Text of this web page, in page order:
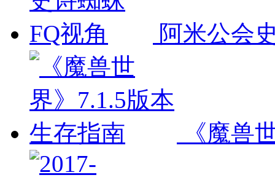
阿米公会
《魔兽